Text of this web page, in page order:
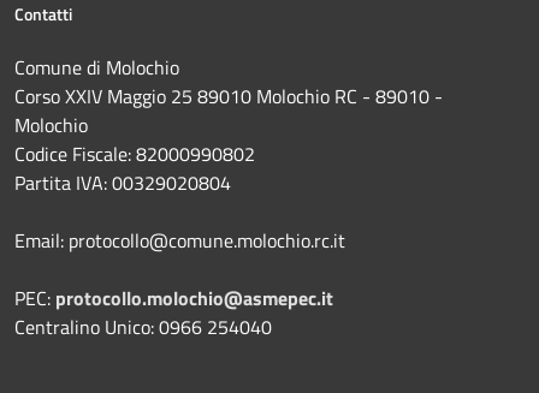
Contatti
Comune di Molochio
Corso XXIV Maggio 25 89010 Molochio RC - 89010 -
Molochio
Codice Fiscale: 82000990802
Partita IVA: 00329020804
Email: protocollo@comune.molochio.rc.it
PEC: protocollo.molochio@asmepec.it
Centralino Unico: 0966 254040